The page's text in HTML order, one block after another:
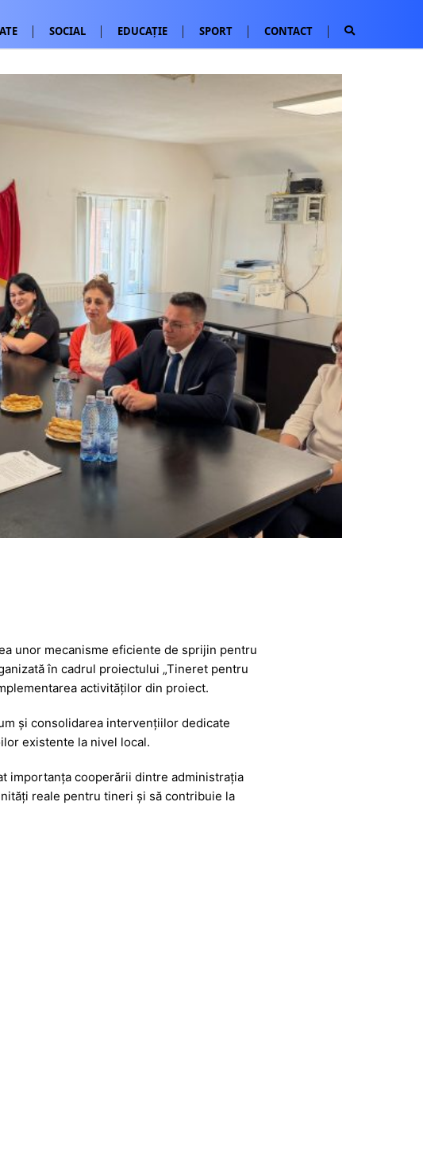
SOCIAL EDUCAȚIE SPORT CONTACT
unor mecanisme eficiente de sprijin pentru
în cadrul proiectului „Tineret pentru
activităților din proiect.
și consolidarea intervențiilor dedicate
existente la nivel local.
importanța cooperării dintre administrația
reale pentru tineri și să contribuie la